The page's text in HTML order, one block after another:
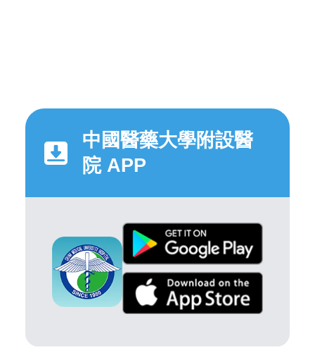
中國醫藥大學附設醫
院 APP